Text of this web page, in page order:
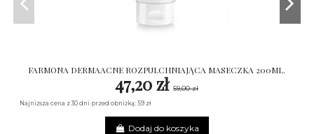
FARMONA DERMAACNE ROZPULCHNIAJĄCA MASECZKA 200ML.
47,20 zł59,00 zł
Najniższa cena z 30 dni przed obniżką: 59 zł
Dodaj do koszyka